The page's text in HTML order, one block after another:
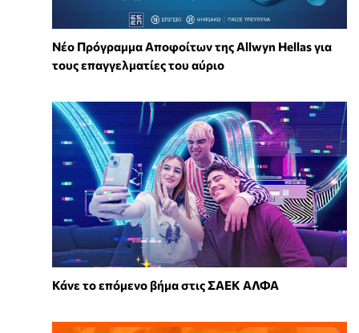
Νέο Πρόγραμμα Αποφοίτων της Allwyn Hellas για
τους επαγγελματίες του αύριο
Κάνε το επόμενο βήμα στις ΣΑΕΚ ΑΛΦΑ